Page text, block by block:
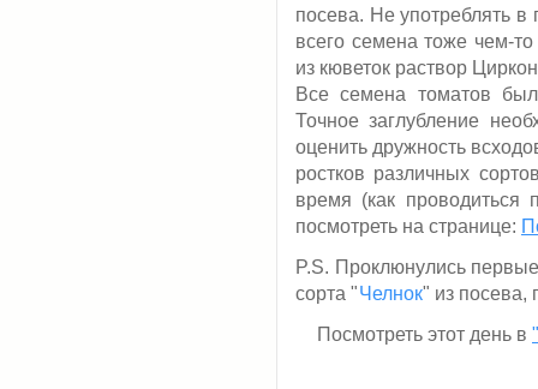
посева. Не употреблять
всего семена тоже чем-
из кюветок раствор
Все семена томатов
Точное заглубление
оценить дружность
ростков различных
время (как проводиться
посмотреть на странице:
P.S. Проклюнулись
сорта "Челнок" из посева,
Посмотреть этот день в